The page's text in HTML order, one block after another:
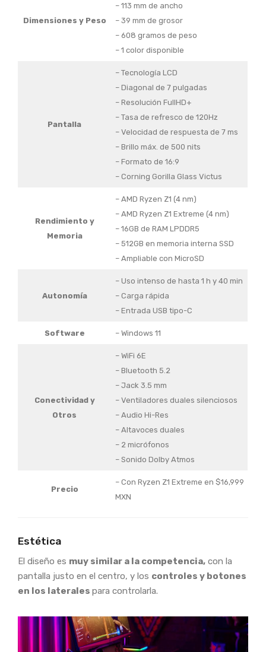
Dimensiones y Peso
– 113 mm de ancho
– 39 mm de grosor
– 608 gramos de peso
– 1 color disponible
Pantalla
– Tecnología LCD
– Diagonal de 7 pulgadas
– Resolución FullHD+
– Tasa de refresco de 120Hz
– Velocidad de respuesta de 7 ms
– Brillo máx. de 500 nits
– Formato de 16:9
– Corning Gorilla Glass Victus
Rendimiento y
Memoria
– AMD Ryzen Z1 (4 nm)
– AMD Ryzen Z1 Extreme (4 nm)
– 16GB de RAM LPDDR5
– 512GB en memoria interna SSD
– Ampliable con MicroSD
Autonomía
– Uso intenso de hasta 1 h y 40 min
– Carga rápida
– Entrada USB tipo-C
Software – Windows 11
Conectividad y
Otros
– WiFi 6E
– Bluetooth 5.2
– Jack 3.5 mm
– Ventiladores duales silenciosos
– Audio Hi-Res
– Altavoces duales
– 2 micrófonos
– Sonido Dolby Atmos
Precio
– Con Ryzen Z1 Extreme en $16,999
MXN
Estética
El diseño es muy similar a la competencia, con la
pantalla justo en el centro, y los controles y botones
en los laterales para controlarla.